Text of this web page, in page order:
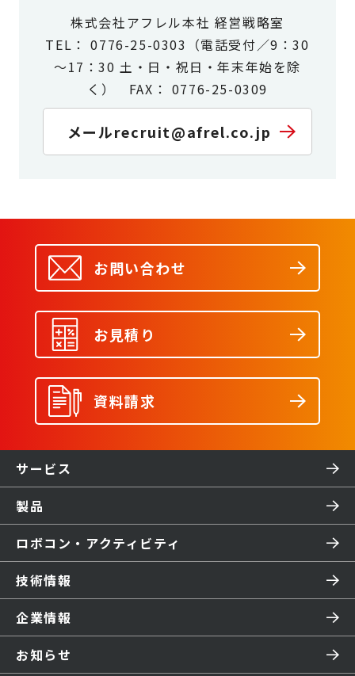
株式会社アフレル本社 経営戦略室
TEL： 0776-25-0303（電話受付／9：30
～17：30 土・日・祝日・年末年始を除
く） FAX： 0776-25-0309
メールrecruit@afrel.co.jp
お問い合わせ
お見積り
資料請求
サービス
製品
ロボコン・アクティビティ
技術情報
企業情報
お知らせ